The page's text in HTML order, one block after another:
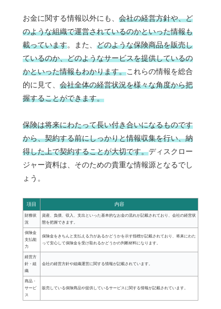
お金に関する情報以外にも、 会社の経営方針や、ど
のような組織で運営されているのかといった情報も
載っています。また、 どのような保険商品を販売し
ているのか、どのようなサービスを提供しているの
かといった情報もわかります。これらの情報を総合
的に見て、 会社全体の経営状況を様々な角度から把
握することができます。
保険は将来にわたって長い付き合いになるものです
から、契約する前にしっかりと情報収集を行い、納
得した上で契約することが大切です。ディスクロー
ジャー資料は、そのための貴重な情報源となるでし
ょう。
項目 内容
財務状
況
資産、負債、収入、支出といった基本的なお金の流れが記載されており、会社の経営状
態を把握できます。
保険金
支払能
力
保険金をきちんと支払える力があるかどうかを示す指標が記載されており、将来にわた
って安心して保険金を受け取れるかどうかの判断材料になります。
経営方
針・組
織
会社の経営方針や組織運営に関する情報が記載されています。
商品・
サービ
ス
販売している保険商品や提供しているサービスに関する情報が記載されています。